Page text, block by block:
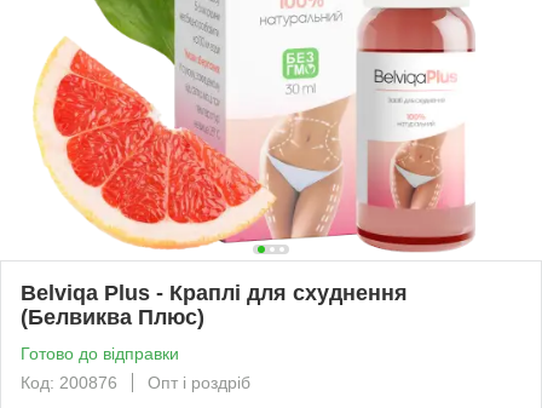
Belviqa Plus - Краплі для схуднення
(Белвиква Плюс)
Готово до відправки
Код: 200876
Опт і роздріб